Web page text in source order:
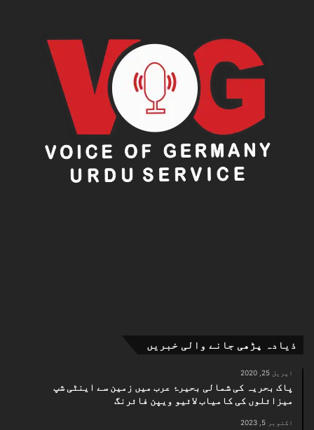
ذیادہ پڑھی جانے والی خبریں
اپریل 25, 2020
پاک بحریہ کی شمالی بحیرۂ عرب میں زمین سے اینٹی شپ
میزائلوں کی کامیاب لائیو ویپن فائرنگ
اکتوبر 5, 2023